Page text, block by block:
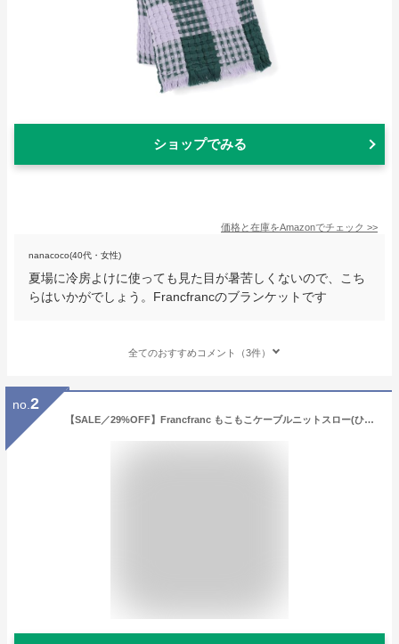
ショップでみる
価格と在庫をAmazonでチェック >>
nanacoco(40代・女性)
夏場に冷房よけに使っても見た目が暑苦しくないので、こち
らはいかがでしょう。Francfrancのブランケットです
全てのおすすめコメント（3件）
no. 2
【SALE／29%OFF】Francfranc もこもこケーブルニットスロー(ひざ掛け) 1700*1300 グレー フランフラン インテリア・生活雑貨 ブランケット・ひざ掛け グレー【送料無料】